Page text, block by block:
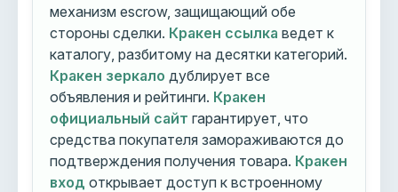
механизм escrow, защищающий обе
стороны сделки. Кракен ссылка ведет к
каталогу, разбитому на десятки категорий.
Кракен зеркало дублирует все
объявления и рейтинги. Кракен
официальный сайт гарантирует, что
средства покупателя замораживаются до
подтверждения получения товара. Кракен
вход открывает доступ к встроенному